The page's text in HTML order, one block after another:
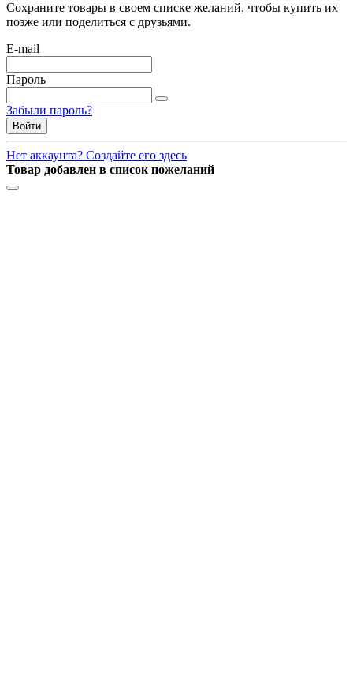
Сохраните товары в своем списке желаний, чтобы купить их
позже или поделиться с друзьями.
E-mail
Пароль
Забыли пароль?
Войти
Нет аккаунта? Создайте его здесь
Товар добавлен в список пожеланий